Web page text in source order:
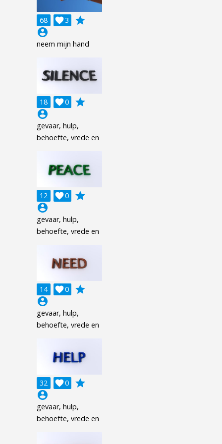
68 3

grade
account_circle
neem mijn hand
18 0

grade
account_circle
gevaar, hulp,
behoefte, vrede en
12 0

grade
account_circle
gevaar, hulp,
behoefte, vrede en
14 0

grade
account_circle
gevaar, hulp,
behoefte, vrede en
32 0

grade
account_circle
gevaar, hulp,
behoefte, vrede en